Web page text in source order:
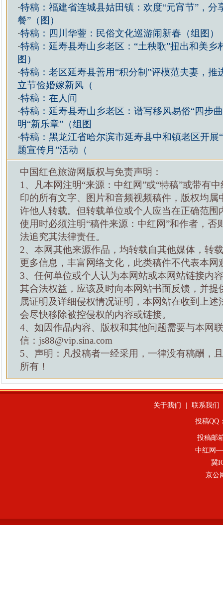
·特稿：福建省连城县姑田镇：欢度“元宵节”，分
餐”（图）
·特稿：四川华蓥：民俗文化巡游闹新春（组图）
·特稿：延寿县寿山乡老区：“土秧歌”扭出和美乡
图）
·特稿：老区延寿县善用“积分制”评模范夫妻，推
立节俭婚嫁新风（
·特稿：在人间
·特稿：延寿县寿山乡老区：谱写移风易俗“四步
明“新乐章”（组图
·特稿：黑龙江省哈尔滨市延寿县中和镇老区开展
题宣传月”活动（
中国红色旅游网版权与免责声明：
1、凡本网注明“来源：中红网”或“特稿”或带有
印的所有文字、图片和音频视频稿件，版权均属
许他人转载。但转载单位或个人应当在正确范围
使用时必须注明“稿件来源：中红网”和作者，否
法追究其法律责任。
2、本网其他来源作品，均转载自其他媒体，转
更多信息，丰富网络文化，此类稿件不代表本网
3、任何单位或个人认为本网站或本网站链接内
其合法权益，应该及时向本网站书面反馈，并提
属证明及详细侵权情况证明，本网站在收到上述
会尽快移除被控侵权的内容或链接。
4、如因作品内容、版权和其他问题需要与本网
信：js88@vip.sina.com
5、声明：凡投稿者一经采用，一律没有稿酬，
所有！
关于我们 联系我们
投稿QQ
投稿邮
中红网—
冀
京公